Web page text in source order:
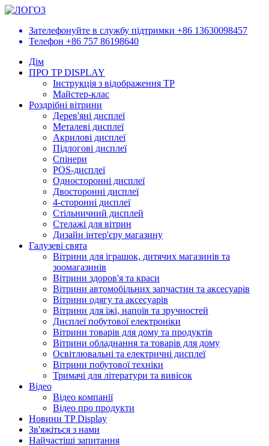
Зателефонуйте в службу підтримки +86 13630098457
Телефон +86 757 86198640
Дім
ПРО TP DISPLAY
Інструкція з відображення TP
Майстер-клас
Роздрібні вітрини
Дерев'яні дисплеї
Металеві дисплеї
Акрилові дисплеї
Підлогові дисплеї
Спінери
POS-дисплеї
Односторонні дисплеї
Двосторонні дисплеї
4-сторонні дисплеї
Стільничний дисплей
Стелажі для вітрин
Дизайн інтер'єру магазину
Галузеві свята
Вітрини для іграшок, дитячих магазинів та
зоомагазинів
Вітрини здоров'я та краси
Вітрини автомобільних запчастин та аксесуарів
Вітрини одягу та аксесуарів
Вітрини для їжі, напоїв та зручностей
Дисплеї побутової електроніки
Вітрини товарів для дому та продуктів
Вітрини обладнання та товарів для дому
Освітлювальні та електричні дисплеї
Вітрини побутової техніки
Тримачі для літератури та вивісок
Відео
Відео компанії
Відео про продукти
Новини TP Display
Зв'яжіться з нами
Найчастіші запитання